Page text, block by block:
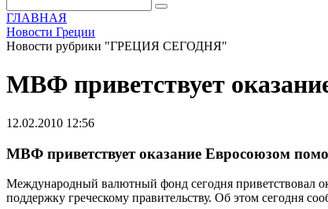
ГЛАВНАЯ
Новости Греции
Новости рубрики "ГРЕЦИЯ СЕГОДНЯ"
МВФ приветствует
12.02.2010 12:56
МВФ приветствует оказание Евросоюзом
Международный валютный фонд сегодня приветствовал
поддержку греческому правительству. Об этом сегодня